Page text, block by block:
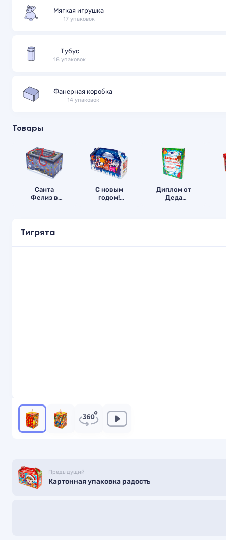
Мягкая игрушка
17 упаковок
Тубус
18 упаковок
Фанерная коробка
14 упаковок
Товары
Санта
Фелиз в
С новым
годом!
Диплом от
Деда
Тигрята
Предыдущий
Картонная упаковка радость